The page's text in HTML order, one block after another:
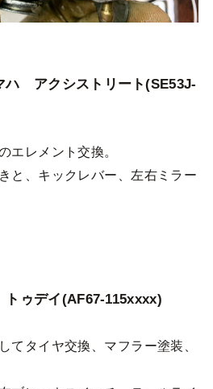
アクシストリート(SE53J-
エレメント交換。
と、キックレバー、左右ミラー
ゥデイ(AF67-115xxxx)
てタイヤ交換、マフラー塗装、